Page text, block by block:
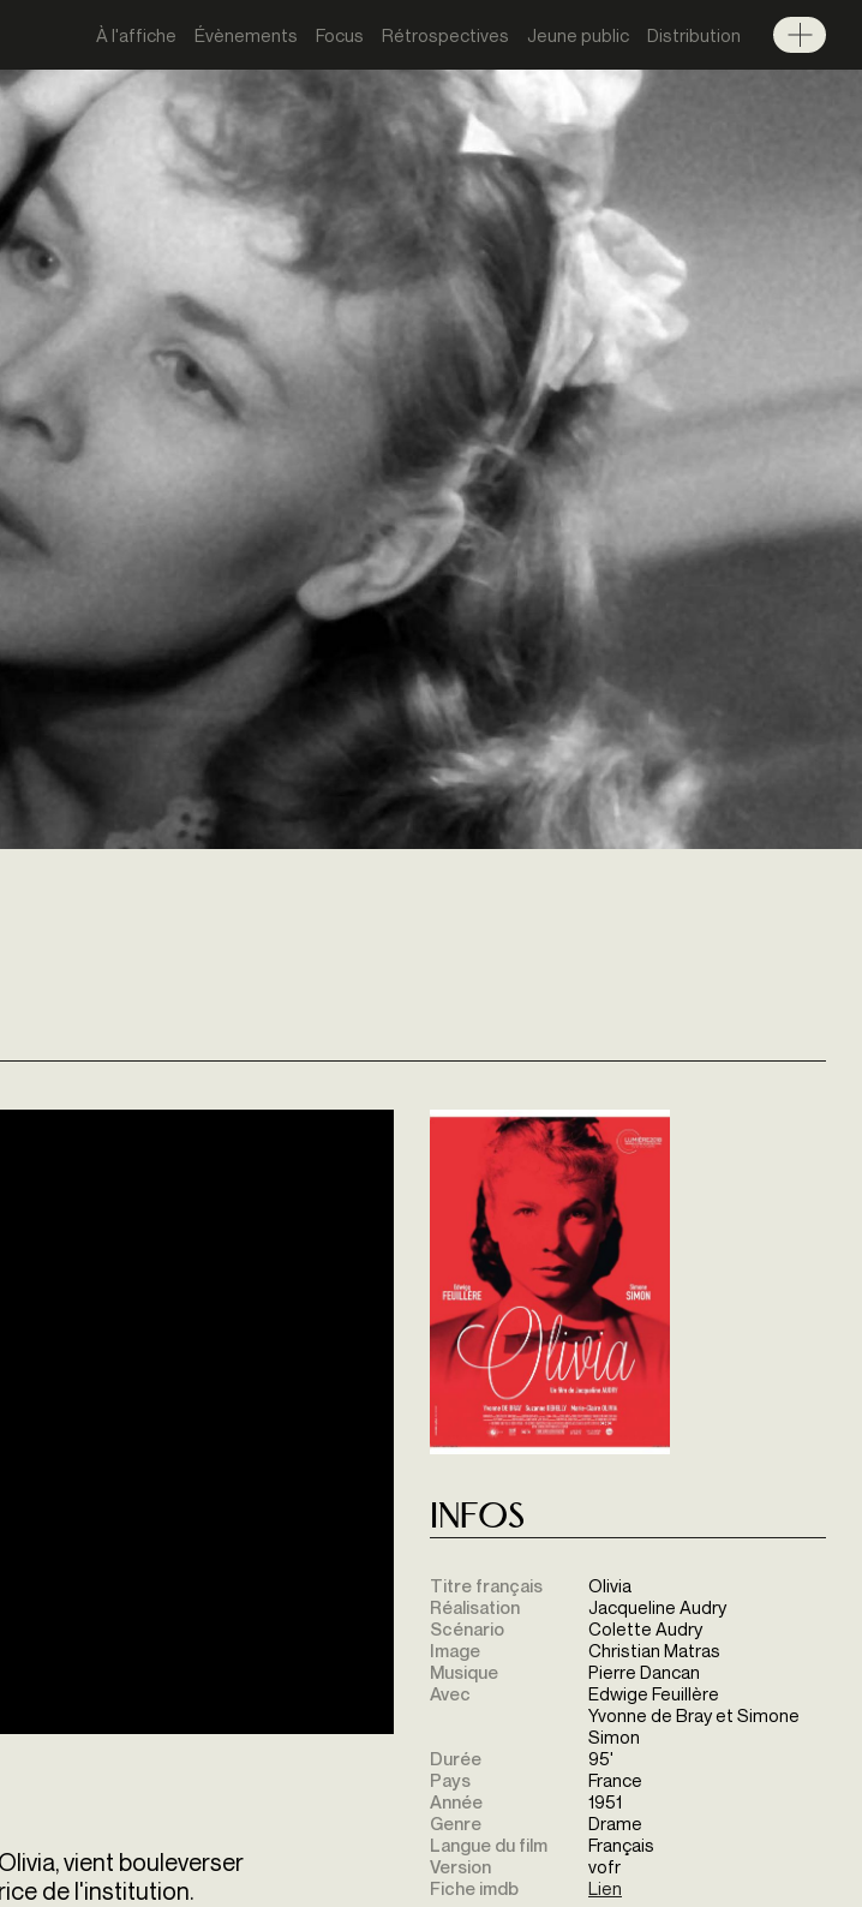
À l'affiche Évènements Focus Rétrospectives Jeune public Distribution
Menu
vient bouleverser
de l'institution.
Infos
Titre français
Olivia
Réalisation
Jacqueline Audry
Scénario
Colette Audry
Image
Christian Matras
Musique
Pierre Dancan
Avec
Edwige Feuillère
Yvonne de Bray et Simone
Simon
Durée
95'
Pays
France
Année
1951
Genre
Drame
Langue du film
Français
Version
vofr
Fiche imdb
Lien